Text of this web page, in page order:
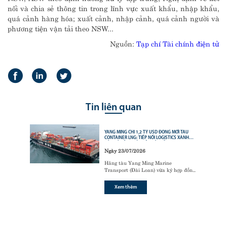
nối và chia sẻ thông tin trong lĩnh vực xuất khẩu, nhập khẩu,
quá cảnh hàng hóa; xuất cảnh, nhập cảnh, quá cảnh người và
phương tiện vận tải theo NSW...
Nguồn: Tạp chí Tài chính điện tử
Tin liên quan
YANG MING CHI 1,2 TỶ USD ĐÓNG MỚI TÀU
CONTAINER LNG: TIẾP NỐI LOGISTICS XANH
Ngày 23/07/2026
Hãng tàu Yang Ming Marine
Transport (Đài Loan) vừa ký hợp đồng
(Hàn Quốc) để đóng mới
container sử dụng động cơ nhiên liệu
Xem thêm